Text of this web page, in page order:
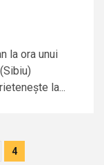
la ora unui
la...
4